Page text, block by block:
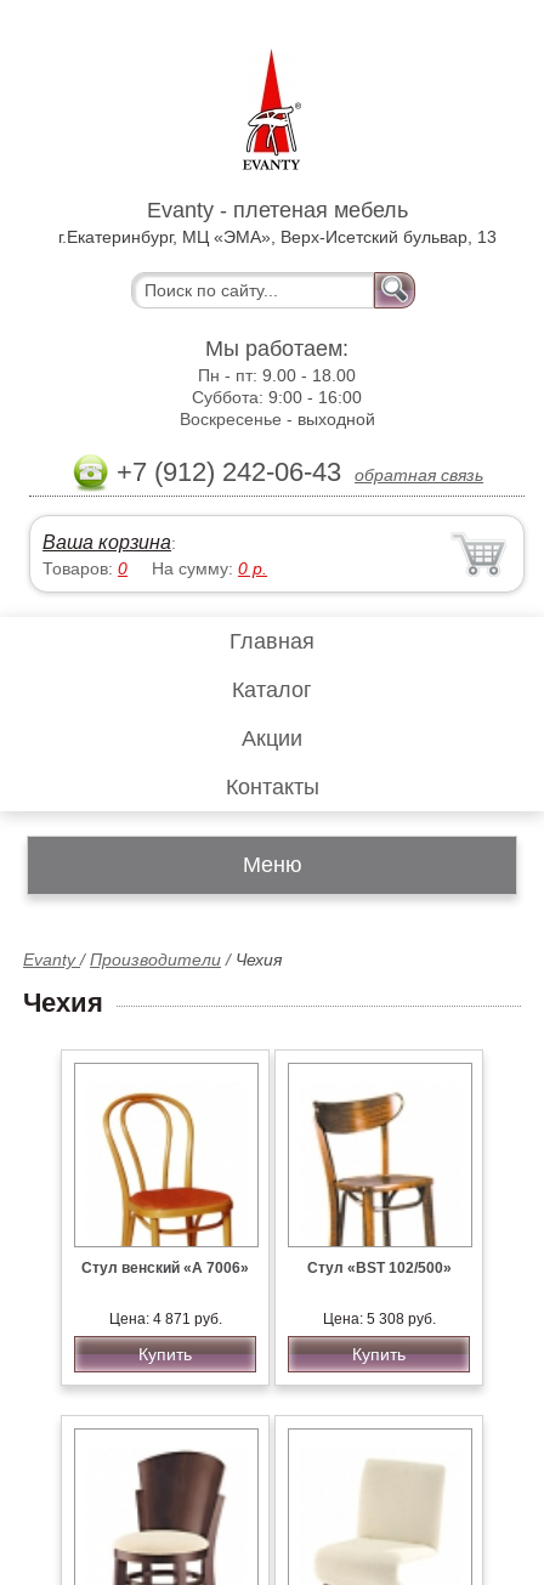
Evanty - плетеная мебель
г.Екатеринбург, МЦ «ЭМА», Верх-Исетский бульвар, 13
Мы работаем:
Пн - пт:9.00 - 18.00
Суббота:9:00 - 16:00
Воскресенье - выходной
+7 (912) 242-06-43 обратная связь
Ваша корзина:
Товаров:0 На сумму:0 р.
Главная
Каталог
Акции
Контакты
Меню
Evanty/Производители / Чехия
Чехия
Стул венский «А 7006»
Цена: 4 871 руб.
Купить
Стул «BST 102/500»
Цена: 5 308 руб.
Купить